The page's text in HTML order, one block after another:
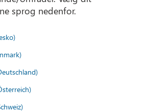
sprog nedenfor.